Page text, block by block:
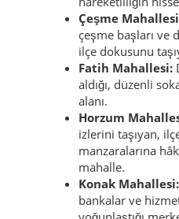
Çeşme
çeşme başları ve
ilçe dokusunu
Fatih Mahallesi:
aldığı, düzenli
alanı.
Horzum
izlerini taşıyan,
manzaralarına
mahalle.
Konak Mahallesi:
bankalar ve